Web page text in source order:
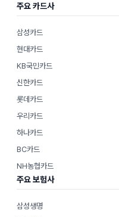
주요 카드사
삼성카드
현대카드
KB국민카드
신한카드
롯데카드
우리카드
하나카드
BC카드
NH농협카드
주요 보험사
삼성생명